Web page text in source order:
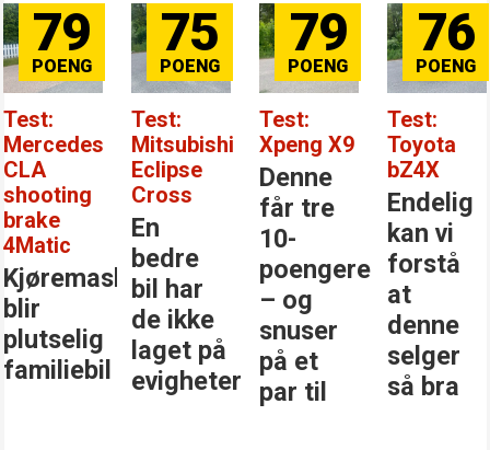
79
Test:
Mercedes
CLA
shooting
brake
4Matic
Kjøremaskinen
blir
plutselig
familiebil
75
Test:
Mitsubishi
Eclipse
Cross
En
bedre
bil har
de ikke
laget på
evigheter
79
Test:
Xpeng X9
Denne
får tre
10-
poengere
– og
snuser
på et
par til
76
Test:
Toyota
bZ4X
Endelig
kan vi
forstå
at
denne
selger
så bra